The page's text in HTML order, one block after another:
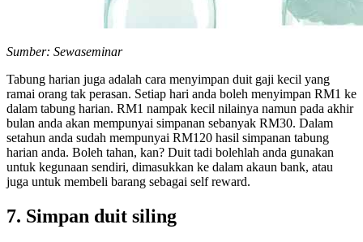
Sumber: Sewaseminar
Tabung harian juga adalah cara menyimpan duit gaji kecil yang
ramai orang tak perasan. Setiap hari anda boleh menyimpan RM1 ke
dalam tabung harian. RM1 nampak kecil nilainya namun pada akhir
bulan anda akan mempunyai simpanan sebanyak RM30. Dalam
setahun anda sudah mempunyai RM120 hasil simpanan tabung
harian anda. Boleh tahan, kan? Duit tadi bolehlah anda gunakan
untuk kegunaan sendiri, dimasukkan ke dalam akaun bank, atau
juga untuk membeli barang sebagai self reward.
7. Simpan duit siling